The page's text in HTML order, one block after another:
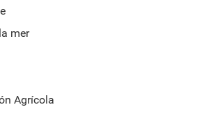
mer
Agrícola